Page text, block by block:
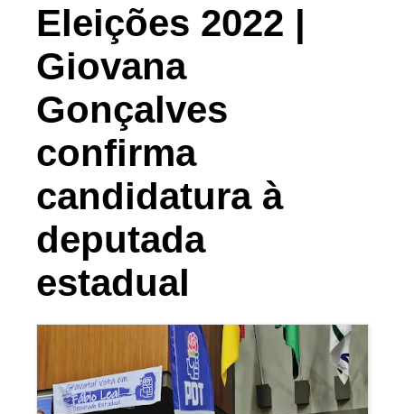
Eleições 2022 |
Giovana
Gonçalves
confirma
candidatura à
deputada
estadual